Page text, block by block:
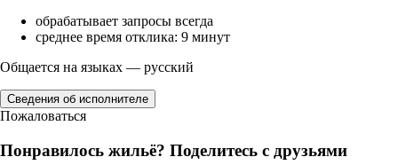
обрабатывает запросы всегда
среднее время отклика: 9 минут
Общается на языках — русский
Сведения об исполнителе
Пожаловаться
Понравилось жильё? Поделитесь с друзьями